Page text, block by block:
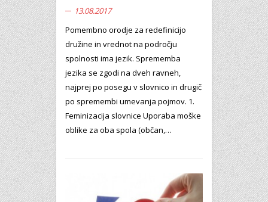
13.08.2017
Pomembno orodje za redefinicijo
družine in vrednot na področju
spolnosti ima jezik. Sprememba
jezika se zgodi na dveh ravneh,
najprej po posegu v slovnico in drugič
po spremembi umevanja pojmov. 1.
Feminizacija slovnice Uporaba moške
oblike za oba spola (občan,…